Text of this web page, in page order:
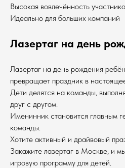
Высокая вовлечённость
Идеально для больших компаний
Лазертаг на день
Лазертаг на день рождения
превращает праздник в
Дети делятся на команды,
друг с другом.
Именинник становится главным
команды.
Хотите активный и драйвовый
Закажите лазертаг в Москве, и
игровую программу для детей.